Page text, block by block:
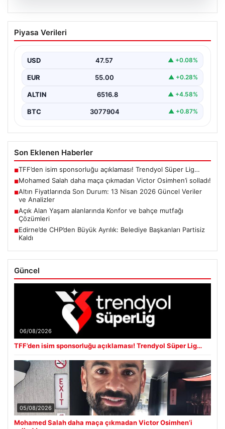
Mohamed Salah daha maça çıkmadan
Victor Osimhen’i solladı!
Piyasa Verileri
USD 47.57 ▲ +0.08%
EUR 55.00 ▲ +0.28%
ALTIN 6516.8 ▲ +4.58%
BTC 3077904 ▲ +0.87%
Son Eklenen Haberler
■TFF’den isim sponsorluğu açıklaması! Trendyol Süper Lig…
■Mohamed Salah daha maça çıkmadan Victor Osimhen’i solladı!
■Altın Fiyatlarında Son Durum: 13 Nisan 2026 Güncel Veriler
ve Analizler
■Açık Alan Yaşam alanlarında Konfor ve bahçe mutfağı
Çözümleri
■Edirne’de CHP’den Büyük Ayrılık: Belediye Başkanları Partisiz
Kaldı
Güncel
06/08/2026
TFF’den isim sponsorluğu açıklaması! Trendyol Süper Lig…
05/08/2026
Mohamed Salah daha maça çıkmadan Victor Osimhen’i